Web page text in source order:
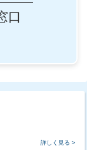
口
詳しく見る >